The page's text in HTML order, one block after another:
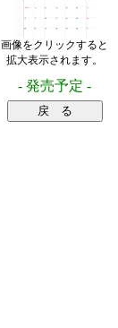
画像をクリックすると
拡大表示されます。
- 発売予定 -